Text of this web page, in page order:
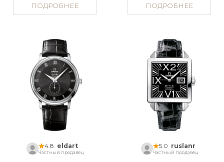
ПОДРОБНЕЕ ПОДРОБНЕЕ
4.8 eldart
Частный продавец
5.0 ruslanr
Частный продавец